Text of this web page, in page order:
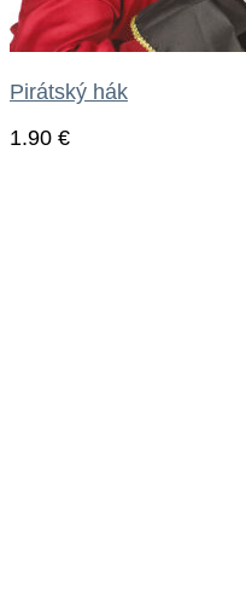
Pirátský hák
1.90 €